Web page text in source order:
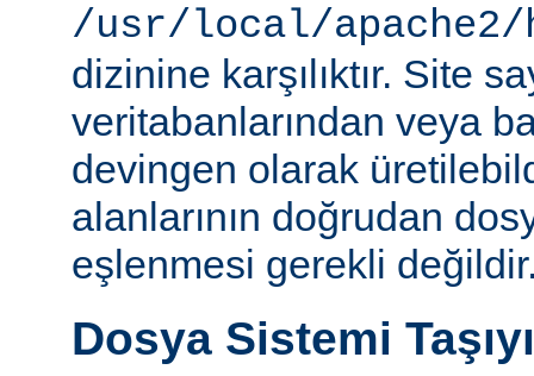
/usr/local/
dizinine karşılıktır. Site
veritabanlarından veya
devingen olarak
alanlarının doğrudan
eşlenmesi gerekli
Dosya Sistemi